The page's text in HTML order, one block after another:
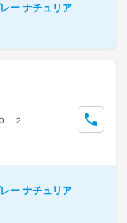
ー ナチュリア
－２
ー ナチュリア